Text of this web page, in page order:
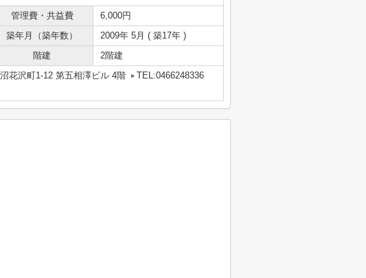
管理費・共益費
6,000円
築年月（築年数）
2009年 5月 ( 築17年 )
階建 2階建
花沢町1-12 第五相澤ビル 4階
TEL:0466248336